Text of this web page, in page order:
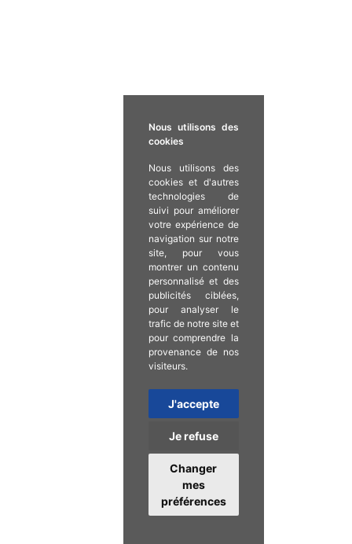
Nous utilisons des
cookies
Nous utilisons des
cookies et d'autres
technologies de
suivi pour améliorer
votre expérience de
navigation sur notre
site, pour vous
montrer un contenu
personnalisé et des
publicités ciblées,
pour analyser le
trafic de notre site et
pour comprendre la
provenance de nos
visiteurs.
J'accepte
Je refuse
Changer
mes
préférences